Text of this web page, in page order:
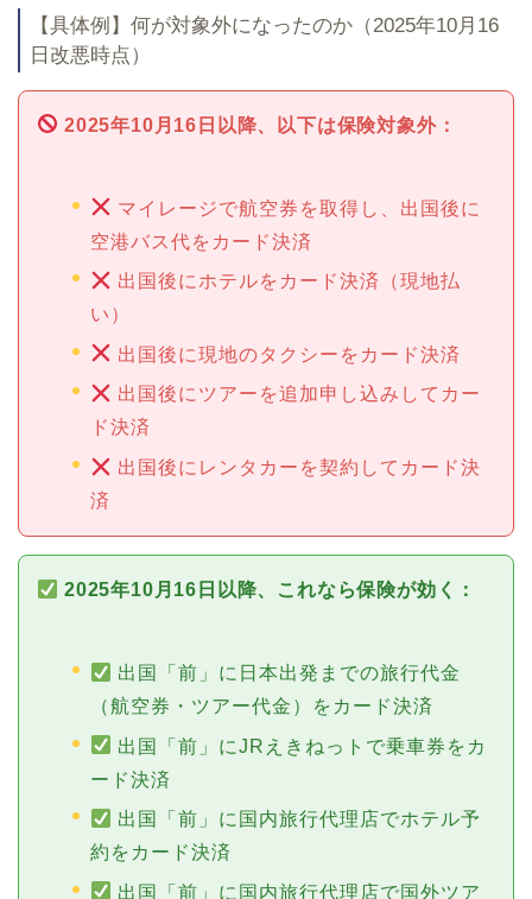
【具体例】何が対象外になったのか（2025年10月16
日改悪時点）
2025年10月16日以降、以下は保険対象外：
マイレージで航空券を取得し、出国後に
空港バス代をカード決済
出国後にホテルをカード決済（現地払
い）
出国後に現地のタクシーをカード決済
出国後にツアーを追加申し込みしてカー
ド決済
出国後にレンタカーを契約してカード決
済
2025年10月16日以降、これなら保険が効く：
出国「前」に日本出発までの旅行代金
（航空券・ツアー代金）をカード決済
出国「前」にJRえきねっトで乗車券をカ
ード決済
出国「前」に国内旅行代理店でホテル予
約をカード決済
出国「前」に国内旅行代理店で国外ツア